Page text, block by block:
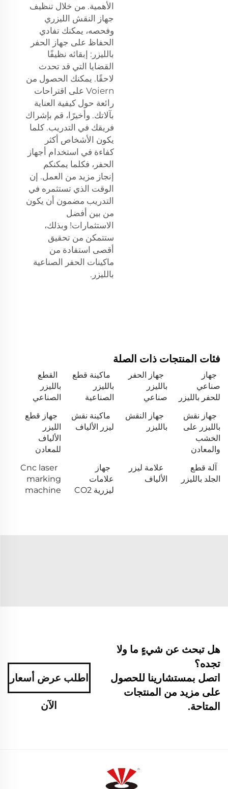
الأهمية. من خلال تنظيف
جهاز النقش الليزري
وفحصه، يمكنك تفادي
الحفاظ على جهاز الحفر
بالليزر: إبقائه نظيفًا
القضايا التي قد تحدث
لاحقًا. يمكنك الحصول من
Voiern على اقتراحات
رائعة حول كيفية العناية
بآلاتك. وأخيرًا، قم بإشراك
فريقك في التدريب. كلما
يكون الأشخاص أكثر
كفاءة في استخدام أجهاز
الحفر، فكلما يمكنكم
إنجاز مزيد من العمل. إن
الوقت الذي تستثمره في
التدريب مضمون أن يكون
من بين أفضل
الاستثمارات! وبذلك،
ستتمكن من تحقيق
أقصى استفادة من
ماكينات الحفر الصناعية
بالليزر.
فئات المنتجات ذات الصلة
جهاز
صناعي
للحفر بالليزر
جهاز الحفر
بالليزر
صناعي
ماكينة قطع
بالليزر
الصناعية
القطع
بالليزر
الصناعي
جهاز نقش
بالليزر على
الخشب
والمعادن
جهاز النقش
بالليزر
ماكينة نقش
ليزر الألياف
جهاز قطع
الليزر
الألياف
للمعادن
آلة قطع
الجلد بالليزر
علامة ليزر
الألياف
جهاز
علامات
ليزرية CO2
Cnc laser
marking
machine
هل تبحث عن شيءٍ ما ولا
تجده؟
اتصل بمستشارينا للحصول
على مزيد من المنتجات
المتاحة.
اطلب عرض أسعار
الآن